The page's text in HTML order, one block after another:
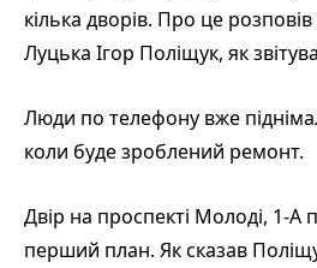
кілька дворів. Про це
Луцька Ігор Поліщук, як
Люди по телефону вже
коли буде зроблений ремонт.
Двір на проспекті Молоді, 1-А
перший план. Як сказав